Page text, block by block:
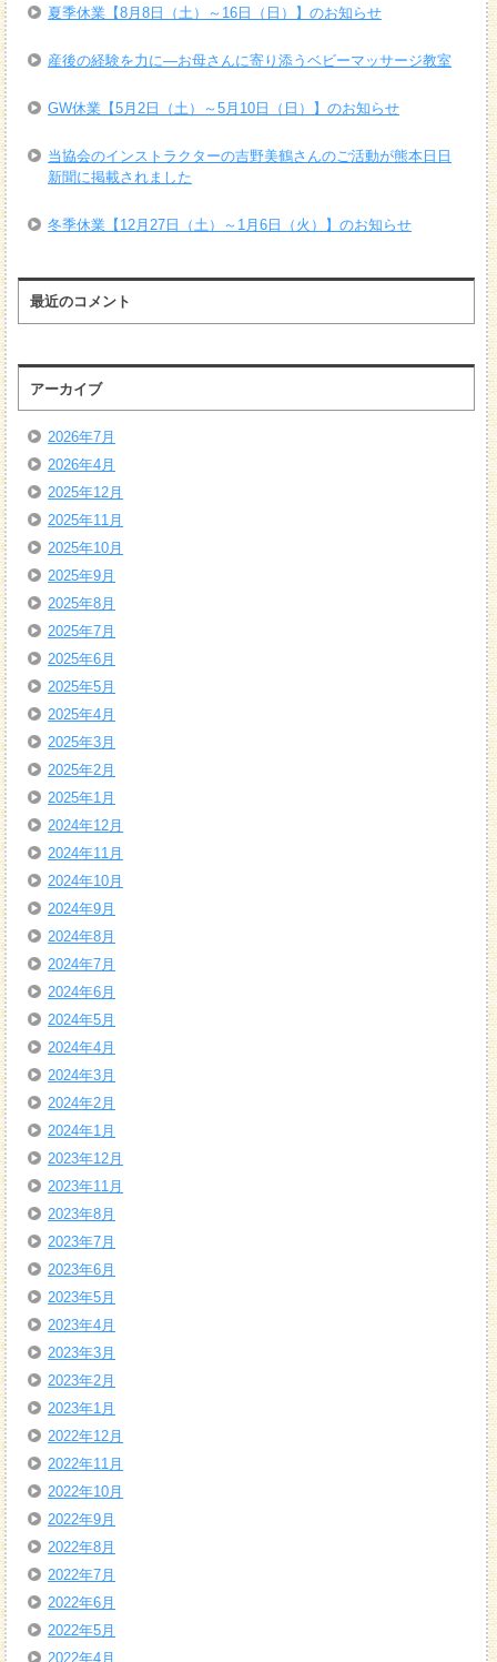
夏季休業【8月8日（土）～16日（日）】のお知らせ
産後の経験を力に―お母さんに寄り添うベビーマッサージ教室
GW休業【5月2日（土）～5月10日（日）】のお知らせ
当協会のインストラクターの吉野美鶴さんのご活動が熊本日日
新聞に掲載されました
冬季休業【12月27日（土）～1月6日（火）】のお知らせ
最近のコメント
アーカイブ
2026年7月
2026年4月
2025年12月
2025年11月
2025年10月
2025年9月
2025年8月
2025年7月
2025年6月
2025年5月
2025年4月
2025年3月
2025年2月
2025年1月
2024年12月
2024年11月
2024年10月
2024年9月
2024年8月
2024年7月
2024年6月
2024年5月
2024年4月
2024年3月
2024年2月
2024年1月
2023年12月
2023年11月
2023年8月
2023年7月
2023年6月
2023年5月
2023年4月
2023年3月
2023年2月
2023年1月
2022年12月
2022年11月
2022年10月
2022年9月
2022年8月
2022年7月
2022年6月
2022年5月
2022年4月